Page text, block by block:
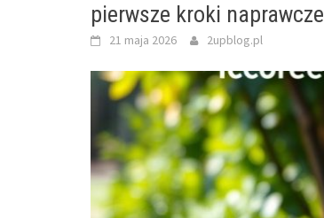
pierwsze kroki naprawcze
21 maja 2026 2upblog.pl